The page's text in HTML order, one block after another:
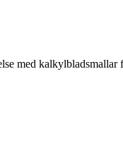
med kalkylbladsmallar